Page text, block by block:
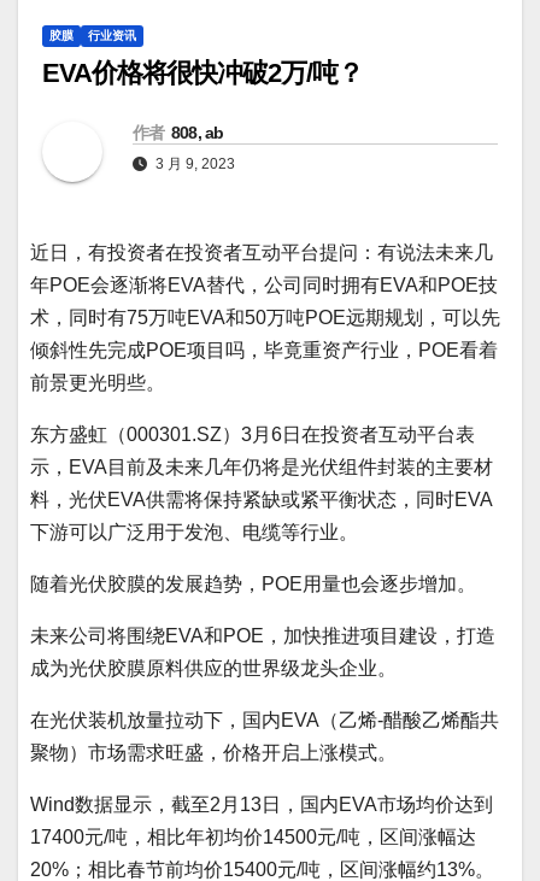
胶膜 行业资讯
EVA价格将很快冲破2万/吨？
作者 808, ab
3 月 9, 2023
近日，有投资者在投资者互动平台提问：有说法未来几
年POE会逐渐将EVA替代，公司同时拥有EVA和POE技
术，同时有75万吨EVA和50万吨POE远期规划，可以先
倾斜性先完成POE项目吗，毕竟重资产行业，POE看着
前景更光明些。
东方盛虹（000301.SZ）3月6日在投资者互动平台表
示，EVA目前及未来几年仍将是光伏组件封装的主要材
料，光伏EVA供需将保持紧缺或紧平衡状态，同时EVA
下游可以广泛用于发泡、电缆等行业。
随着光伏胶膜的发展趋势，POE用量也会逐步增加。
未来公司将围绕EVA和POE，加快推进项目建设，打造
成为光伏胶膜原料供应的世界级龙头企业。
在光伏装机放量拉动下，国内EVA（乙烯-醋酸乙烯酯共
聚物）市场需求旺盛，价格开启上涨模式。
Wind数据显示，截至2月13日，国内EVA市场均价达到
17400元/吨，相比年初均价14500元/吨，区间涨幅达
20%；相比春节前均价15400元/吨，区间涨幅约13%。